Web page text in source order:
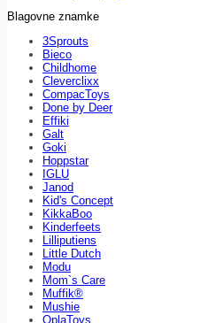
Blagovne znamke
3Sprouts
Bieco
Childhome
Cleverclixx
CompacToys
Done by Deer
Effiki
Galt
Goki
Hoppstar
IGLU
Janod
Kid's Concept
KikkaBoo
Kinderfeets
Lilliputiens
Little Dutch
Modu
Mom`s Care
Muffik®
Mushie
OplaToys